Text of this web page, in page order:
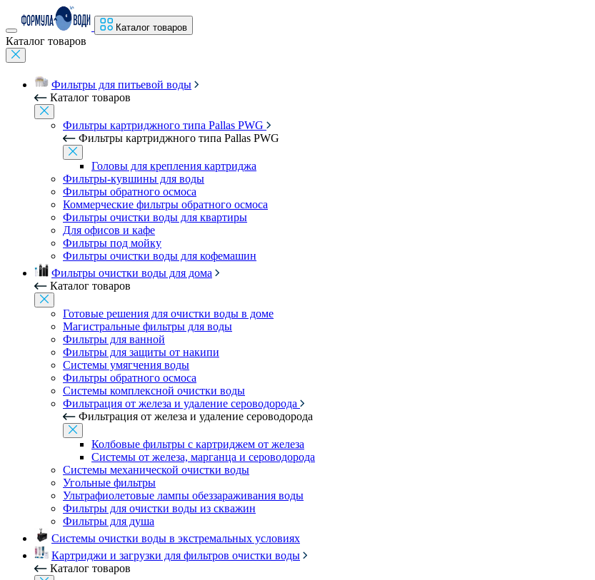
Каталог товаров
Каталог товаров
Фильтры для питьевой воды
Каталог товаров
Фильтры картриджного типа Pallas PWG
Фильтры картриджного типа Pallas PWG
Головы для крепления картриджа
Фильтры-кувшины для воды
Фильтры обратного осмоса
Коммерческие фильтры обратного осмоса
Фильтры очистки воды для квартиры
Для офисов и кафе
Фильтры под мойку
Фильтры очистки воды для кофемашин
Фильтры очистки воды для дома
Каталог товаров
Готовые решения для очистки воды в доме
Магистральные фильтры для воды
Фильтры для ванной
Фильтры для защиты от накипи
Системы умягчения воды
Фильтры обратного осмоса
Системы комплексной очистки воды
Фильтрация от железа и удаление сероводорода
Фильтрация от железа и удаление сероводорода
Колбовые фильтры с картриджем от железа
Системы от железа, марганца и сероводорода
Системы механической очистки воды
Угольные фильтры
Ультрафиолетовые лампы обеззараживания воды
Фильтры для очистки воды из скважин
Фильтры для душа
Системы очистки воды в экстремальных условиях
Картриджи и загрузки для фильтров очистки воды
Каталог товаров